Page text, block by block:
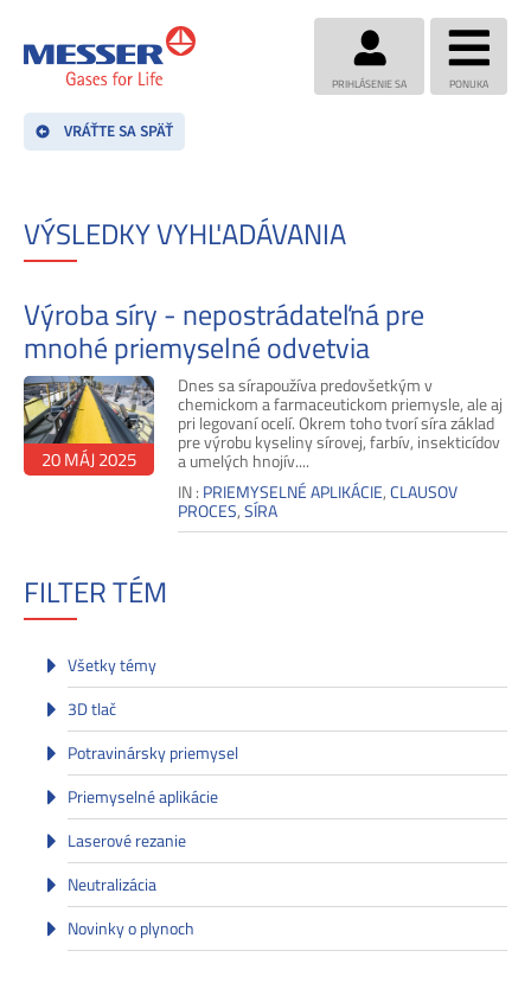
PRIHLÁSENIE SA PONUKA
VRÁŤTE SA SPÄŤ
VÝSLEDKY VYHĽADÁVANIA
Výroba síry - nepostrádateľná pre
mnohé priemyselné odvetvia
20 MÁJ 2025
Dnes sa sírapoužíva predovšetkým v
chemickom a farmaceutickom priemysle, ale aj
pri legovaní ocelí. Okrem toho tvorí síra základ
pre výrobu kyseliny sírovej, farbív, insekticídov
a umelých hnojív....
IN : PRIEMYSELNÉ APLIKÁCIE, CLAUSOV
PROCES, SÍRA
FILTER TÉM
Všetky témy
3D tlač
Potravinársky priemysel
Priemyselné aplikácie
Laserové rezanie
Neutralizácia
Novinky o plynoch